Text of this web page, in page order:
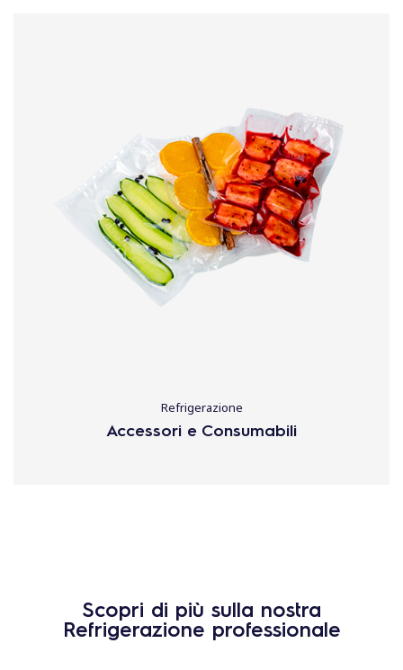
Refrigerazione
Accessori e Consumabili
Scopri di più sulla nostra
Refrigerazione professionale